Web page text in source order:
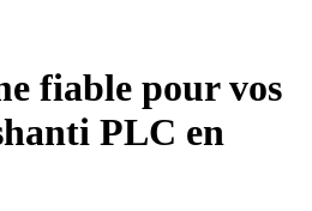
fiable pour vos
PLC en